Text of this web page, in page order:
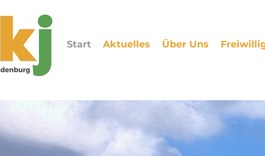
Start Aktuelles Über Uns